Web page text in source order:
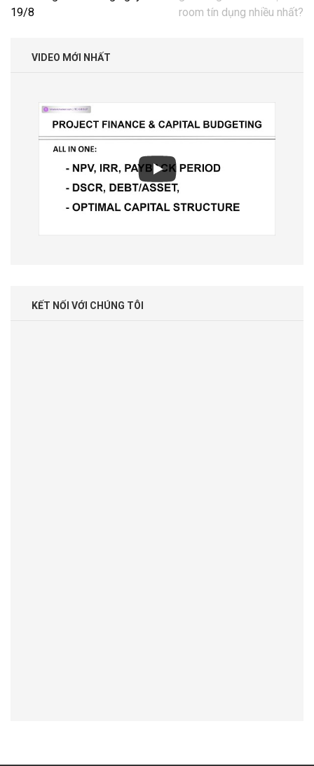
hướng
19/8
room tín dụng nhiều nhất?
VIDEO MỚI NHẤT
KẾT NỐI VỚI CHÚNG TÔI